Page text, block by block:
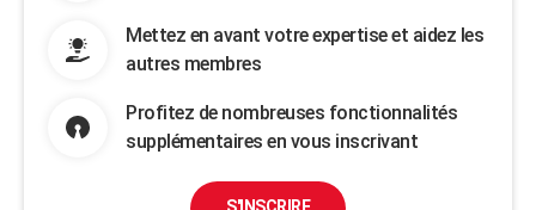
Mettez en avant votre expertise et aidez les
autres membres
Profitez de nombreuses fonctionnalités
supplémentaires en vous inscrivant
S'INSCRIRE